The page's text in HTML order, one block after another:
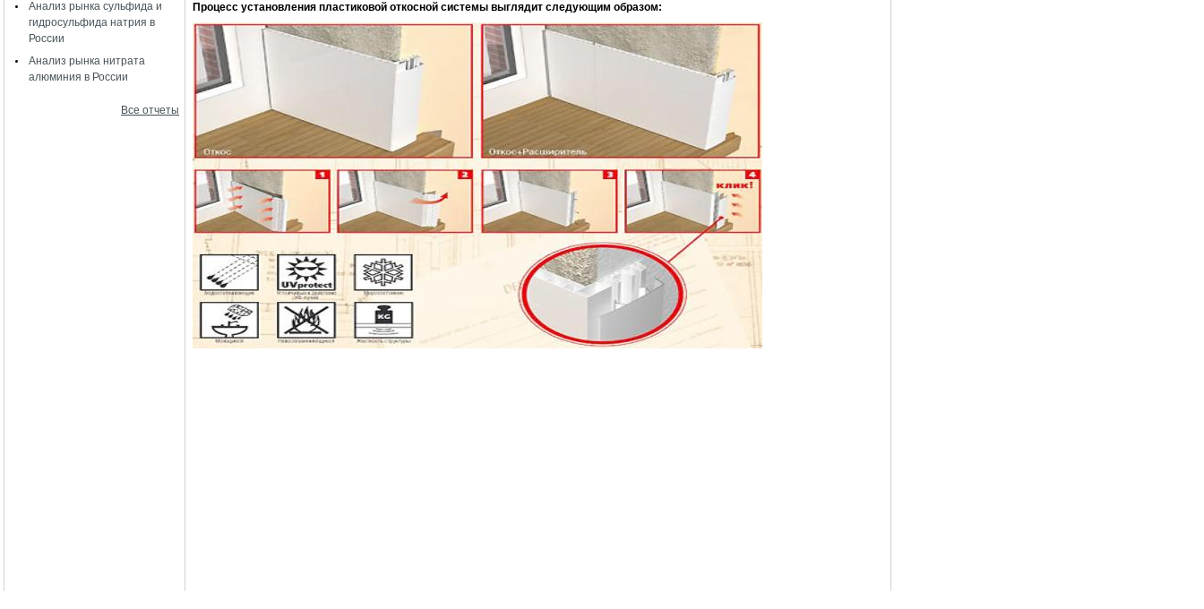
Анализ рынка сульфида и
гидросульфида натрия в
России
Анализ рынка нитрата
алюминия в России
Все отчеты
Процесс установления пластиковой откосной системы выглядит следующим образом: